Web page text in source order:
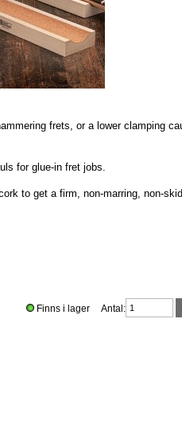
frets, or a lower clamping
for glue-in fret jobs.
to get a firm, non-marring, non-
Finns i lager Antal: